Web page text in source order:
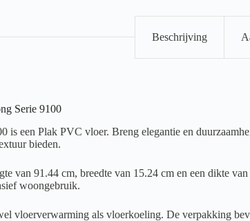
Beschrijving
Serie 9100
is een Plak PVC vloer. Breng elegantie en
bieden.
van 91.44 cm, breedte van 15.24 cm en een dikte
woongebruik.
vloerverwarming als vloerkoeling. De verpakking